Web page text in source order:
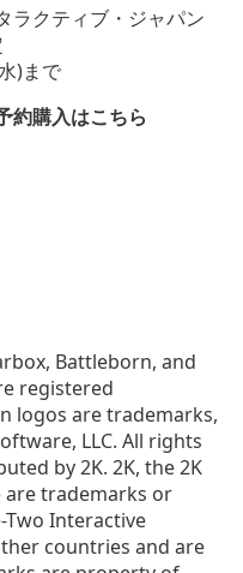
ラクティブ・ジャパン
)まで
約購入はこちら
Battleborn, and
registered
logos are trademarks,
LLC. All rights
by 2K. 2K, the 2K
are trademarks or
Interactive
countries and are